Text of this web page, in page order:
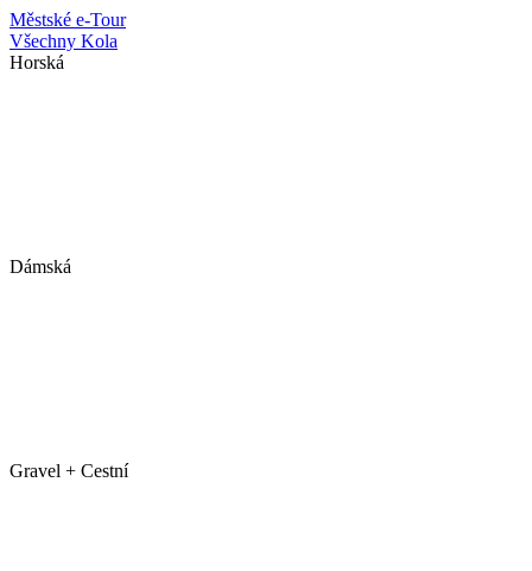
Městské e-Tour
Všechny Kola
Horská
Dámská
Gravel + Cestní